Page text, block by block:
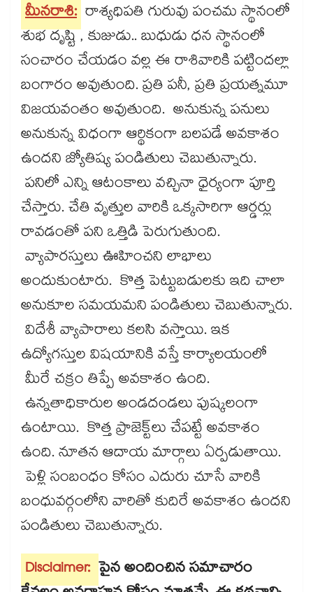
మీనరాశి: రాశ్యధిపతి గురువు పంచమ స్థానంలో
శుభ దృష్టి , కుజుడు.. బుధుడు ధన స్థానంలో
సంచారం చేయడం వల్ల ఈ రాశివారికి పట్టిందల్లా
బంగారం అవుతుంది. ప్రతి పనీ, ప్రతి ప్రయత్నమూ
విజయవంతం అవుతుంది. అనుకున్న పనులు
అనుకున్న విధంగా ఆర్థికంగా బలపడే అవకాశం
ఉందని జ్యోతిష్య పండితులు చెబుతున్నారు.
పనిలో ఎన్ని ఆటంకాలు వచ్చినా ధైర్యంగా పూర్తి
చేస్తారు. చేతి వృత్తుల వారికి ఒక్కసారిగా ఆర్డర్లు
రావడంతో పని ఒత్తిడి పెరుగుతుంది.
వ్యాపారస్తులు ఊహించని లాభాలు
అందుకుంటారు. కొత్త పెట్టుబడులకు ఇది చాలా
అనుకూల సమయమని పండితులు చెబుతున్నారు.
విదేశీ వ్యాపారాలు కలసి వస్తాయి. ఇక
ఉద్యోగస్తుల విషయానికి వస్తే కార్యాలయంలో
మీరే చక్రం తిప్పే అవకాశం ఉంది.
ఉన్నతాధికారుల అండదండలు పుష్కలంగా
ఉంటాయి. కొత్త ప్రాజెక్ట్​లు చేపట్టే అవకాశం
ఉంది. నూతన ఆదాయ మార్గాలు ఏర్పడుతాయి.
పెళ్లి సంబంధం కోసం ఎదురు చూసే వారికి
బంధువర్గంలోని వారితో కుదిరే అవకాశం ఉందని
పండితులు చెబుతున్నారు.
Disclaimer: పైన అందించిన సమాచారం